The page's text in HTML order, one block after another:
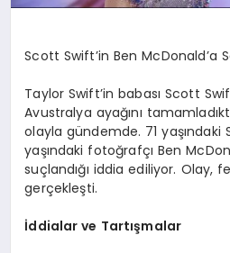
Scott Swift’in Ben McDonald’a
Taylor Swift’in babası Scott
Avustralya ayağını
olayla gündemde. 71 yaşındaki
yaşındaki fotoğrafçı Ben
suçlandığı iddia ediliyor. Olay,
gerçekleşti.
İddialar ve Tartışmalar